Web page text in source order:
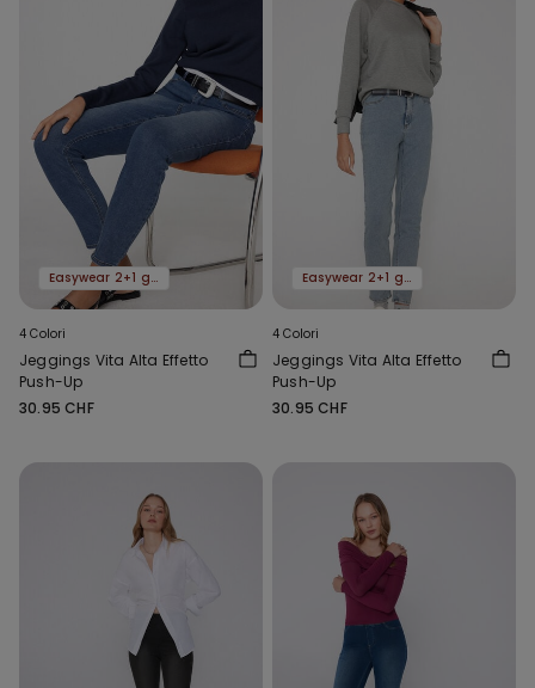
Easywear 2+1 gratis
4 Colori
Jeggings Vita Alta Effetto
Push-Up
30.95 CHF
Easywear 2+1 gratis
4 Colori
Jeggings Vita Alta Effetto
Push-Up
30.95 CHF